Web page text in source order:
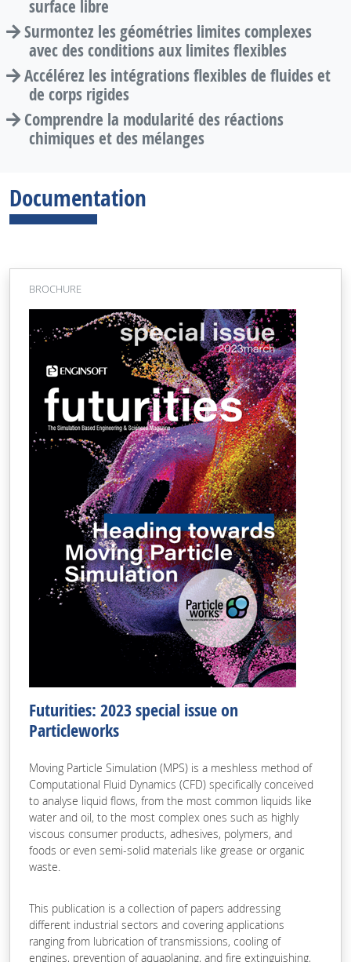
surface libre
Surmontez les géométries limites complexes
avec des conditions aux limites flexibles
Accélérez les intégrations flexibles de fluides et
de corps rigides
Comprendre la modularité des réactions
chimiques et des mélanges
Documentation
BROCHURE
Futurities: 2023 special issue on
Particleworks
Moving Particle Simulation (MPS) is a meshless method of
Computational Fluid Dynamics (CFD) specifically conceived
to analyse liquid flows, from the most common liquids like
water and oil, to the most complex ones such as highly
viscous consumer products, adhesives, polymers, and
foods or even semi-solid materials like grease or organic
waste.
This publication is a collection of papers addressing
different industrial sectors and covering applications
ranging from lubrication of transmissions, cooling of
engines, prevention of aquaplaning, and fire extinguishing,